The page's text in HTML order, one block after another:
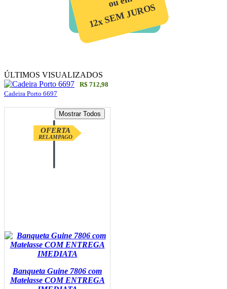
12x SEM JUROS
ÚLTIMOS VISUALIZADOS
R$ 712,98
Cadeira Porto 6697
OFERTA
RELAMPAGO
Banqueta Guine 7806 com
Matelasse COM ENTREGA